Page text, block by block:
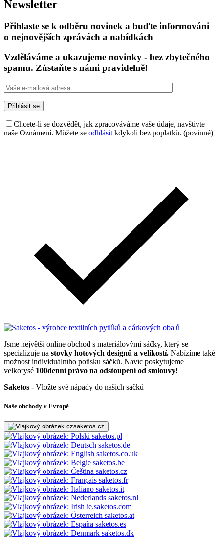
Newsletter
Přihlaste se k odběru novinek a buďte informováni
o nejnovějších zprávách a nabídkách
Vzděláváme a ukazujeme novinky - bez zbytečného
spamu. Zůstaňte s námi pravidelně!
Chcete-li se dozvědět, jak zpracováváme vaše údaje, navštivte
naše Oznámení. Můžete se odhlásit kdykoli bez poplatků. (povinné)
Jsme největší online obchod s materiálovými sáčky, který se
specializuje na stovky hotových designů a velikostí. Nabízíme také
možnost individuálního potisku sáčků. Navíc poskytujeme
velkorysé 100denní právo na odstoupení od smlouvy!
Saketos - Vložte své nápady do našich sáčků
Naše obchody v Evropě
saketos.cz
saketos.pl
saketos.de
saketos.co.uk
saketos.be
saketos.cz
saketos.fr
saketos.it
saketos.nl
ie.saketos.com
saketos.at
saketos.es
saketos.dk